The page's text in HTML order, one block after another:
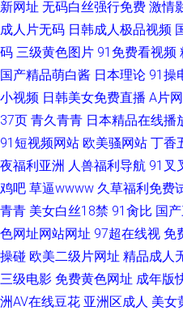
新网址 无码白丝强行免费 激情
成人片无码 日韩成人极品视频
码 三级黄色图片 91免费看视频
国产精品萌白酱 日本理论 91操
小视频 日韩美女免费直播 A片
37页 青久青青 日本精品在线播
91短视频网站 欧美骚网站 丁香
夜福利亚洲 人兽福利导航 91叉
鸡吧 草逼wwww 久草福利免费
青青 美女白丝18禁 91肏比 国
色网址网站网址 97超在线视 免
操碰 欧美二级片网址 精品成人
三级电影 免费黄色网址 成年版
洲AV在线豆花 亚洲区成人 美女